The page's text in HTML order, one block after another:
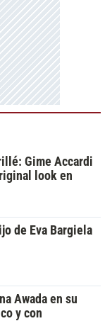
Gime Accardi
look en
de Eva Bargiela
Awada en su
y con